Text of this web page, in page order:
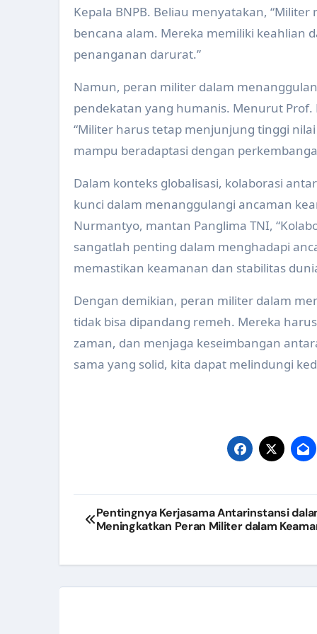
Kepala BNPB. Beliau menyatakan,
bencana alam. Mereka memiliki keahlian
penanganan darurat.”
Namun, peran militer dalam
pendekatan yang humanis. Menurut
“Militer harus tetap menjunjung tinggi
mampu beradaptasi dengan
Dalam konteks globalisasi, kolaborasi
kunci dalam menanggulangi ancaman
Nurmantyo, mantan Panglima TNI,
sangatlah penting dalam menghadapi
memastikan keamanan dan stabilitas
Dengan demikian, peran militer dalam
tidak bisa dipandang remeh. Mereka
zaman, dan menjaga keseimbangan
sama yang solid, kita dapat melindungi
Post
navigation
Pentingnya Kerjasama Antarinstansi
Meningkatkan Peran Militer dalam